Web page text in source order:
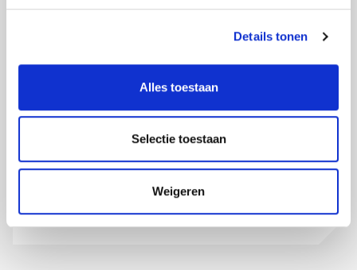
Details tonen
Alles toestaan
Selectie toestaan
Weigeren
uitzie als de stereotiepe vechter. Ik zie eruit alsthe lady next
het ook!’
Rotterdam groener, socialer en/of veiliger van wordt? Dien je
plan dan in bij CityLab010. In mei start er een nieuwe ronde.
Op de hoogte blijven? Schrijf je in voorde nieuwsbrief.